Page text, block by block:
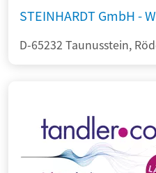
STEINHARDT GmbH -
D-65232 Taunusstein,